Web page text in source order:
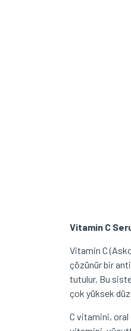
Vitamin C
Vitamin C
çözünür bir
tutulur. Bu
çok yüksek
C vitamini, oral